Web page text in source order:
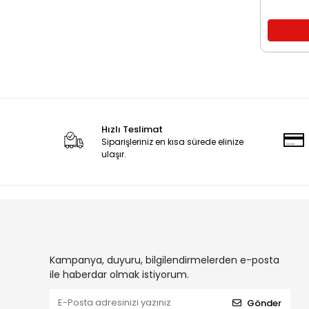
Tecno Pova 6 Pro
Tecno Pova 6
Tecno Spark 30
Tecno Spark 30C 4G
Hızlı Teslimat
Siparişleriniz en kısa sürede elinize
ulaşır.
Kampanya, duyuru, bilgilendirmelerden e-posta
ile haberdar olmak istiyorum.
Gönder